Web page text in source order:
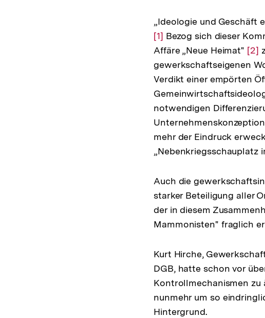
„Ideologie und Geschäft
Zur
Auflösung
der
Fußnote
[1] Bezog sich dieser
Affäre „Neue Heimat" Zur
der
[2]
gewerkschaftseigenen
Verdikt einer empörten
notwendigen
mehr der Eindruck
„Nebenkriegsschauplatz
Auch die
starker Beteiligung aller
der in diesem
Mammonisten" fraglich
Kurt Hirche,
DGB, hatte schon vor
Kontrollmechanismen zu
nunmehr um so
Hintergrund.